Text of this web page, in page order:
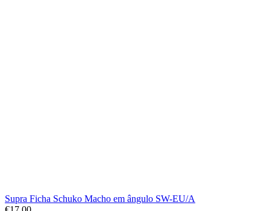
Supra Ficha Schuko Macho em ângulo SW-EU/A